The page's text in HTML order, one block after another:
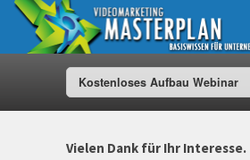
Kostenloses Aufbau Webinar
Vielen Dank für Ihr Interesse.